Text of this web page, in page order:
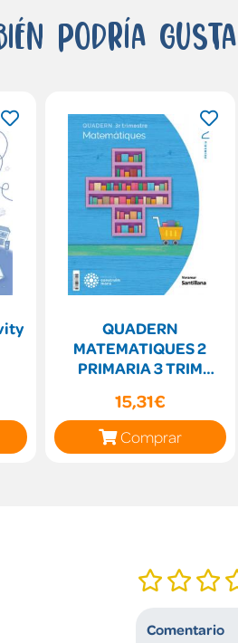
podría
QUADERN
MATEMATIQUES 2
PRIMARIA 3 TRIM
15,31€
Comprar